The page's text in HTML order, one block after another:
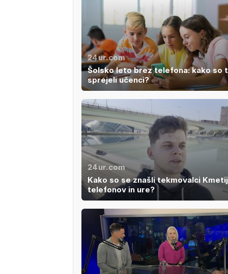
24ur.com
Šolsko leto brez telefona: kako so
sprejeli učenci?
24ur.com
Kako so se znašli tekmovalci
telefonov in ure?